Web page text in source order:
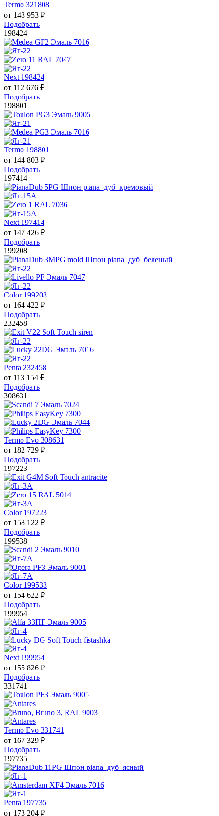
Termo 321808
от 148 953 ₽
Подобрать
198424
Next 198424
от 112 676 ₽
Подобрать
198801
Termo 198801
от 144 803 ₽
Подобрать
197414
Next 197414
от 147 426 ₽
Подобрать
199208
Color 199208
от 164 422 ₽
Подобрать
232458
Penta 232458
от 113 154 ₽
Подобрать
308631
Termo Evo 308631
от 182 729 ₽
Подобрать
197223
Color 197223
от 158 122 ₽
Подобрать
199538
Color 199538
от 154 622 ₽
Подобрать
199954
Next 199954
от 155 826 ₽
Подобрать
331741
Termo Evo 331741
от 167 329 ₽
Подобрать
197735
Penta 197735
от 173 204 ₽